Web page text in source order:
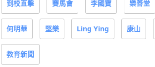
到校直擊 賽馬會 李國寶 樂善堂
何明華 堅樂 Ling Ying 康山
教育新聞